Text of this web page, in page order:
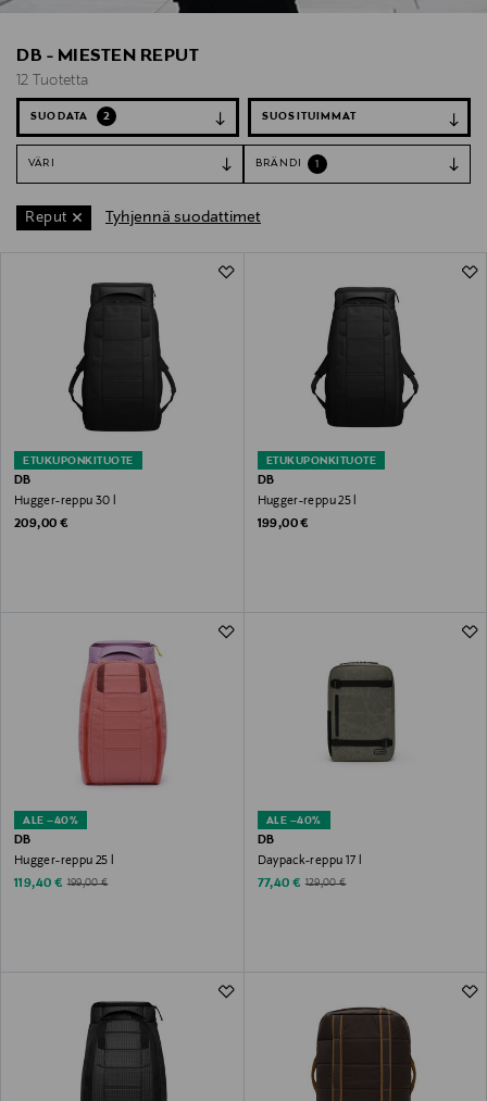
DB - MIESTEN REPUT
12 Tuotetta
SUODATA 2
VÄRI BRÄNDI 1
Reput Tyhjennä suodattimet
ETUKUPONKITUOTE
DB
Hugger-reppu 30 l
Original Price
209,00 €
ETUKUPONKITUOTE
DB
Hugger-reppu 25 l
Original Price
199,00 €
ALE –40%
DB
Hugger-reppu 25 l
Discounted Price
119,40 € Original Price
199,00 €
ALE –40%
DB
Daypack-reppu 17 l
Discounted Price
77,40 € Original Price
129,00 €